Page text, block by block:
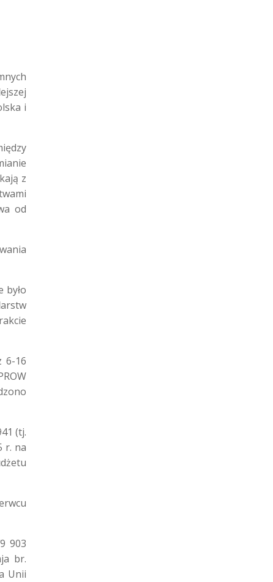
i
z
od
było
6-16
(tj.
r. na
903
br.
Unii